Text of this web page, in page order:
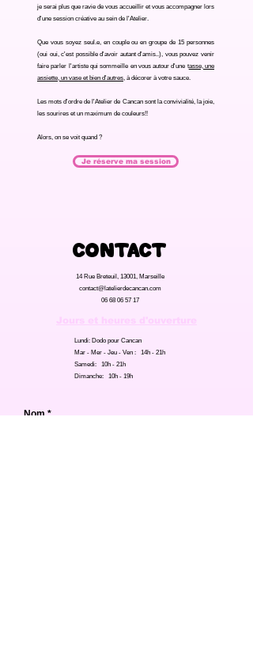
je serai plus que ravie de vous accueillir et vous accompagner lors
d'une session créative au sein de l'Atelier.
Que vous soyez seul.e, en couple ou en groupe de 15 personnes
(oui oui, c'est possible d'avoir autant d'amis..), vous pouvez venir
faire parler l'artiste qui sommeille en vous autour d'une tasse, une
assiette, un vase et bien d'autres, à décorer à votre sauce.
Les mots d'ordre de l'Atelier de Cancan sont la convivialité, la joie,
les sourires et un maximum de couleurs!!
Alors, on se voit quand ?
Je réserve ma session
Contact
14 Rue Breteuil, 13001, Marseille
contact@latelierdecancan.com
06 68 06 57 17
Lundi: Dodo pour Cancan
Mar - Mer - Jeu - Ven : 14h - 21h
Samedi: 10h - 21h
Dimanche: 10h - 19h
Jours et heures d'ouverture
Nom